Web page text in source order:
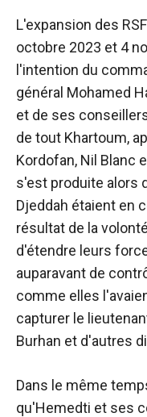
L'expansion des
octobre 2023 et 4
l'intention du
général Mohamed
et de ses
de tout Khartoum,
Kordofan, Nil Blanc
s'est produite alors
Djeddah étaient en
résultat de la
d'étendre leurs
auparavant de
comme elles
capturer le
Burhan et d'autres
Dans le même
qu'Hemedti et ses